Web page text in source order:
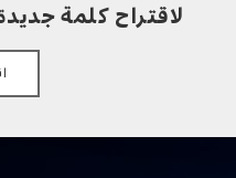
لاقتراح كلمة